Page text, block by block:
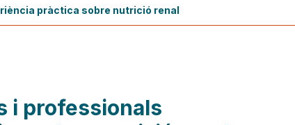
pràctica sobre nutrició renal
i professionals